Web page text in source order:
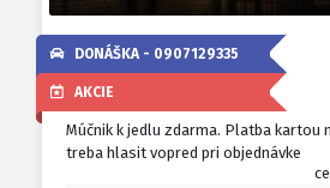
DONÁŠKA - 0907129335
AKCIE
Múčnik k jedlu zdarma. Platba kartou
treba hlasit vopred pri objednávke